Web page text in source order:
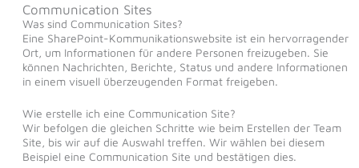
Communication Sites
Was sind Communication Sites?
Eine SharePoint-Kommunikationswebsite ist ein hervorragender
Ort, um Informationen für andere Personen freizugeben. Sie
können Nachrichten, Berichte, Status und andere Informationen
in einem visuell überzeugenden Format freigeben.
Wie erstelle ich eine Communication Site?
Wir befolgen die gleichen Schritte wie beim Erstellen der Team
Site, bis wir auf die Auswahl treffen. Wir wählen bei diesem
Beispiel eine Communication Site und bestätigen dies.